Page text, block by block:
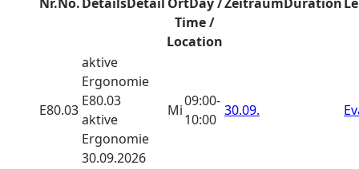
Time /
Location
E80.03
aktive
Ergonomie
E80.03
aktive
Ergonomie
30.09.2026
Mi
09:00-
10:00
30.09.